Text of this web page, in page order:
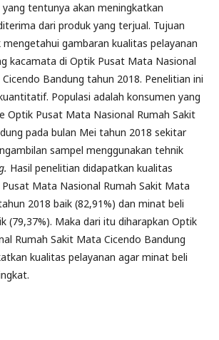
tentunya akan meningkatkan
dari produk yang terjual. Tujuan
gambaran kualitas pelayanan
kacamata di Optik Pusat Mata Nasional
Bandung tahun 2018. Penelitian ini
Populasi adalah konsumen yang
Optik Pusat Mata Nasional Rumah Sakit
pada bulan Mei tahun 2018 sekitar
sampel menggunakan tehnik
Hasil penelitian didapatkan kualitas
Mata Nasional Rumah Sakit Mata
2018 baik (82,91%) dan minat beli
(79,37%). Maka dari itu diharapkan Optik
Rumah Sakit Mata Cicendo Bandung
kualitas pelayanan agar minat beli